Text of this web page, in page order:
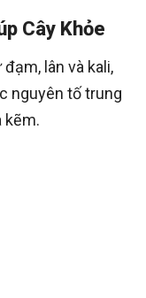
Cây Khỏe
lân và kali,
nguyên tố trung
kẽm.